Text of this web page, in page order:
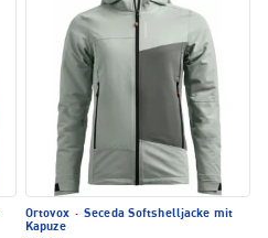
Ortovox · Seceda Softshelljacke mit
Kapuze